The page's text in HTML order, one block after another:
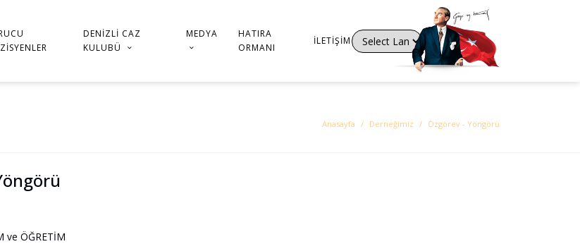
DENIZLI CAZ
KULUBÜ
MEDYA
HATIRA
ORMANI
İLETIŞIM
Powered by
Anasayfa Derneğimiz Özgörev - Yöngörü
ve ÖĞRETİM